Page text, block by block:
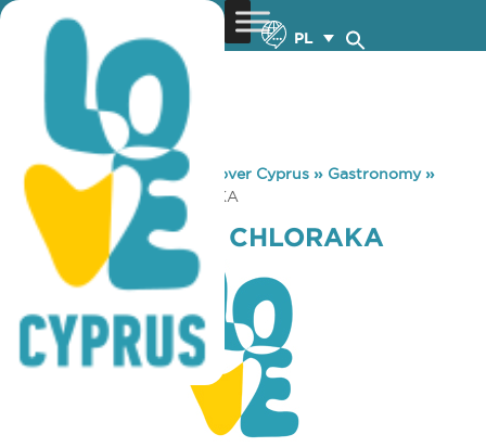
PL
You are here: Home »Discover Cyprus » Gastronomy»
COFFEE ISLAND CHLORAKA
COFFEE ISLAND CHLORAKA